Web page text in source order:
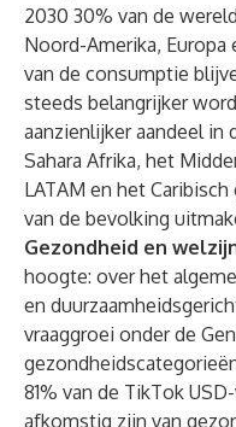
2030 30% van de
Noord-Amerika, Europa
van de consumptie
steeds belangrijker
aanzienlijker aandeel in
Sahara Afrika, het
LATAM en het
van de bevolking
Gezondheid en
hoogte: over het
en
vraaggroei onder de
81% van de TikTok
afkomstig zijn van